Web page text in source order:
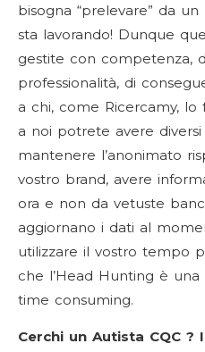
bisogna “prelevare” da
sta lavorando! Dunque
gestite con competenza,
professionalità, di
a chi, come Ricercamy, lo
a noi potrete avere diversi
mantenere l’anonimato
vostro brand, avere
ora e non da vetuste
aggiornano i dati al
utilizzare il vostro tempo
che l’Head Hunting è
time consuming.
Cerchi un Autista CQC